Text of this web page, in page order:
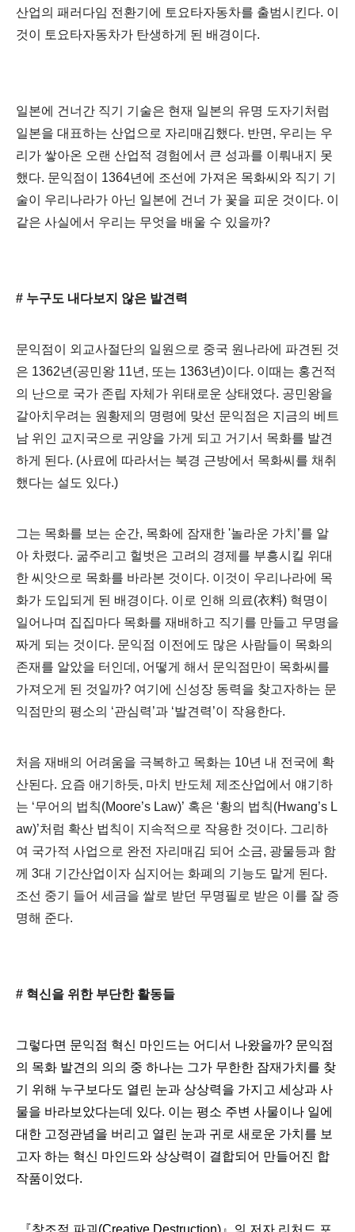
산업의 패러다임 전환기에 토요타자동차를 출범시킨다. 이
것이 토요타자동차가 탄생하게 된 배경이다.
일본에 건너간 직기 기술은 현재 일본의 유명 도자기처럼
일본을 대표하는 산업으로 자리매김했다. 반면 , 우리는 우
리가 쌓아온 오랜 산업적 경험에서 큰 성과를 이뤄내지 못
했다. 문익점이 1364년에 조선에 가져온 목화씨와 직기 기
술이 우리나라가 아닌 일본에 건너 가 꽃을 피운 것이다. 이
같은 사실에서 우리는 무엇을 배울 수 있을까?
# 누구도 내다보지 않은 발견력
문익점이 외교사절단의 일원으로 중국 원나라에 파견된 것
은 1362년 (공민왕 11년 , 또는 1363년)이다. 이때는 홍건적
의 난으로 국가 존립 자체가 위태로운 상태였다. 공민왕을
갈아치우려는 원황제의 명령에 맞선 문익점은 지금의 베트
남 위인 교지국으로 귀양을 가게 되고 거기서 목화를 발견
하게 된다. (사료에 따라서는 북경 근방에서 목화씨를 채취
했다는 설도 있다.)
그는 목화를 보는 순간, 목화에 잠재한 '놀라운 가치 ’를 알
아 차렸다. 굶주리고 헐벗은 고려의 경제를 부흥시킬 위대
한 씨앗으로 목화를 바라본 것이다. 이것이 우리나라에 목
화가 도입되게 된 배경이다. 이로 인해 의료(衣料) 혁명이
일어나며 집집마다 목화를 재배하고 직기를 만들고 무명을
짜게 되는 것이다. 문익점 이전에도 많은 사람들이 목화의
존재를 알았을 터인데 , 어떻게 해서 문익점만이 목화씨를
가져오게 된 것일까? 여기에 신성장 동력을 찾고자하는 문
익점만의 평소의 ‘관심력’과 ‘발견력’이 작용한다.
처음 재배의 어려움을 극복하고 목화는 10년 내 전국에 확
산된다. 요즘 애기하듯, 마치 반도체 제조산업에서 얘기하
는 ‘무어의 법칙(Moore’s Law)’ 혹은 ‘황의 법칙(Hwang’s L
aw)’처럼 확산 법칙이 지속적으로 작용한 것이다. 그리하
여 국가적 사업으로 완전 자리매김 되어 소금, 광물등과 함
께 3대 기간산업이자 심지어는 화폐의 기능도 맡게 된다.
조선 중기 들어 세금을 쌀로 받던 무명필로 받은 이를 잘 증
명해 준다.
# 혁신을 위한 부단한 활동들
그렇다면 문익점 혁신 마인드는 어디서 나왔을까? 문익점
의 목화 발견의 의의 중 하나는 그가 무한한 잠재가치를 찾
기 위해 누구보다도 열린 눈과 상상력을 가지고 세상과 사
물을 바라보았다는데 있다. 이는 평소 주변 사물이나 일에
대한 고정관념을 버리고 열린 눈과 귀로 새로운 가치를 보
고자 하는 혁신 마인드와 상상력이 결합되어 만들어진 합
작품이었다.
『창조적 파괴 (Creative Destruction) 』 의 저자 리처드 포